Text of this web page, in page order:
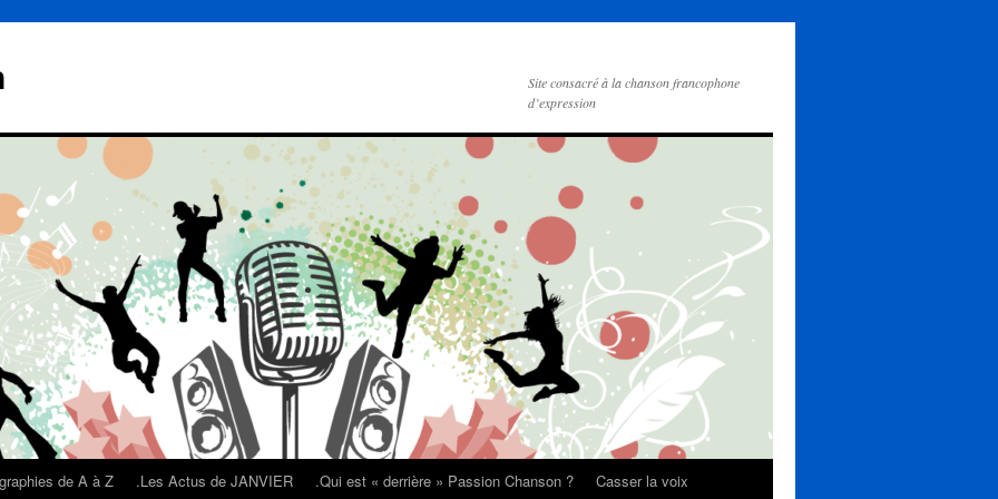
Site consacré à la chanson francophone
d’expression
de A à Z .Les Actus de JANVIER .Qui est « derrière » Passion Chanson ?
Casser la voix